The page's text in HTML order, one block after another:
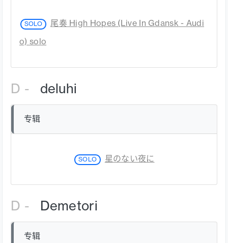
SOLO 尾奏 High Hopes (Live In Gdansk - Audi
o) solo
D - deluhi
专辑
SOLO 星のない夜に
D - Demetori
专辑